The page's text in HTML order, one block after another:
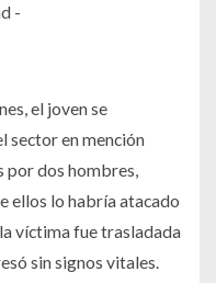
-
el joven se
sector en mención
por dos hombres,
ellos lo habría atacado
víctima fue trasladada
sin signos vitales.